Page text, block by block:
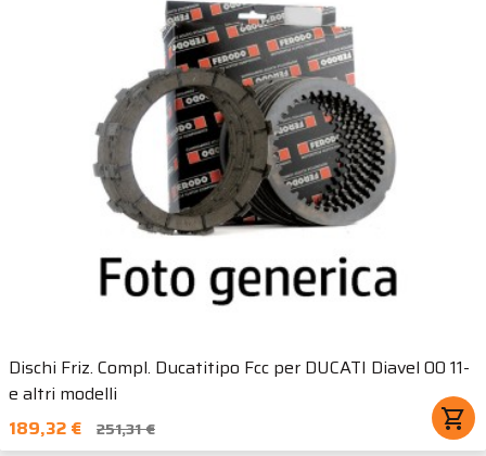
Dischi Friz. Compl. Ducatitipo Fcc per DUCATI Diavel 00 11-
e altri modelli
189,32 €
251,31 € shopping_cart